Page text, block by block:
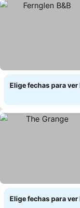
Elige fechas para
Elige fechas para